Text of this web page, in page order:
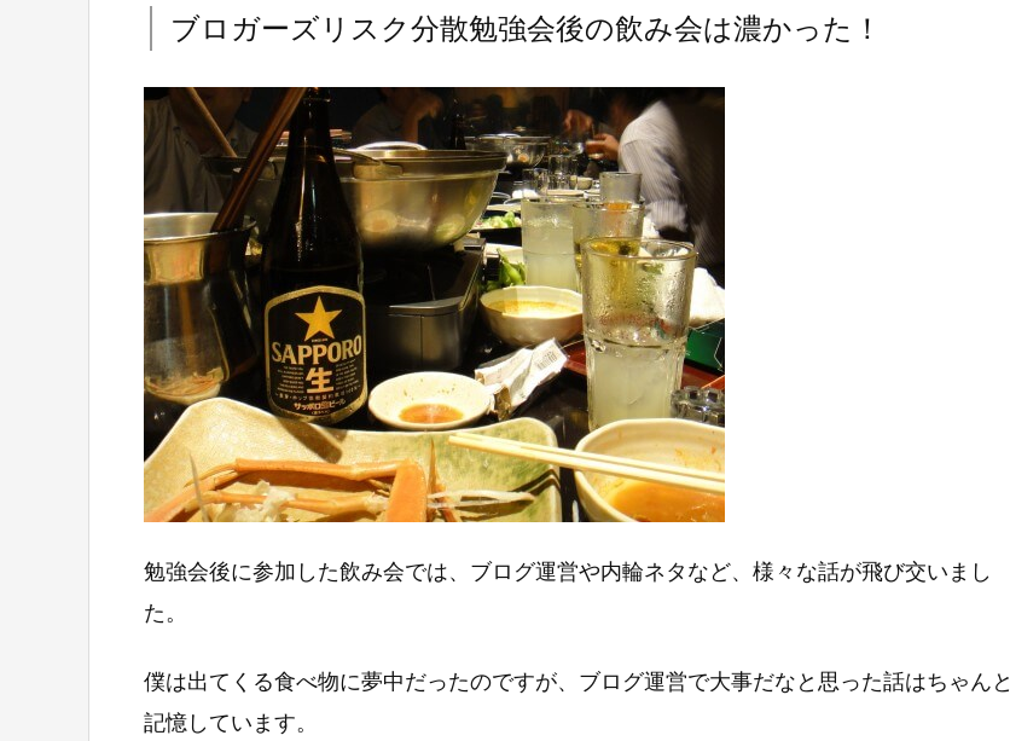
ブロガーズリスク分散勉強会後の飲み会は濃かった！
勉強会後に参加した飲み会では、ブログ運営や内輪ネタなど、様々な話が飛び交いまし
た。
僕は出てくる食べ物に夢中だったのですが、ブログ運営で大事だなと思った話はちゃんと
記憶しています。